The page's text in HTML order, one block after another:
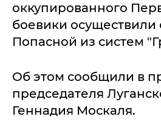
оккупированного
боевики осуществили
Попасной из систем
Об этом сообщили в
председателя
Геннадия Москаля.